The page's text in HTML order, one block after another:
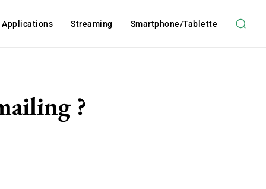
Streaming Smartphone/tablette
?